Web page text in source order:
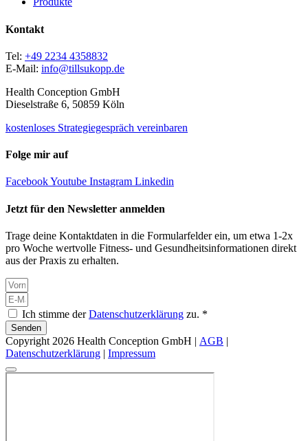
Kontakt
Tel: +49 2234 4358832
E-Mail: info@tillsukopp.de
Health Conception GmbH
Dieselstraße 6, 50859 Köln
kostenloses Strategiegespräch vereinbaren
Folge mir auf
FacebookYoutube Instagram Linkedin
Jetzt für den Newsletter anmelden
Trage deine Kontaktdaten in die Formularfelder ein, um etwa 1-2x
pro Woche wertvolle Fitness- und Gesundheitsinformationen direkt
aus der Praxis zu erhalten.
Ich stimme derDatenschutzerklärung zu. *
Senden
Copyright 2026 Health Conception GmbH | AGB |
Datenschutzerklärung | Impressum